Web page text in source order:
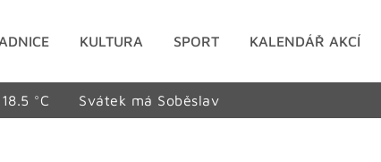
KULTURA SPORT KALENDÁŘ AKCÍ
°C Svátek má Soběslav